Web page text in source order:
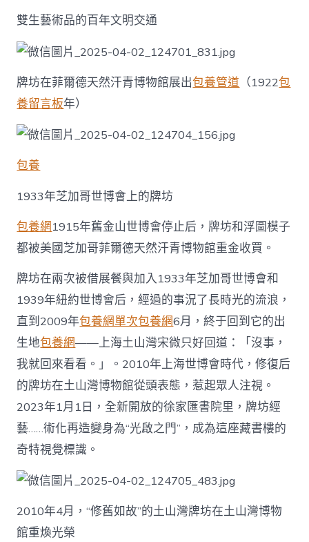
雙生藝術品的百年文明交通
牌坊在菲爾德天然汗青博物館展出包養管道 （1922包
養留言板年）
包養
1933年芝加哥世博會上的牌坊
包養網1915年舊金山世博會停止后，牌坊和浮圖模子
都被美國芝加哥菲爾德天然汗青博物館重金收買。
牌坊在兩次被借展餐與加入1933年芝加哥世博會和
1939年紐約世博會后，經過的事況了長時光的流浪，
直到2009年包養網單次包養網6月，終于回到它的出
生地包養網——上海土山灣宋微只好回道：「沒事，
我就回來看看。」。2010年上海世博會時代，修復后
的牌坊在土山灣博物館從頭表態，惹起眾人注視。
2023年1月1日，全新開放的徐家匯書院里，牌坊經
藝……術化再造變身為“光啟之門”，成為這座藏書樓的
奇特視覺標識。
2010年4月，“修舊如故”的土山灣牌坊在土山灣博物
館重煥光榮